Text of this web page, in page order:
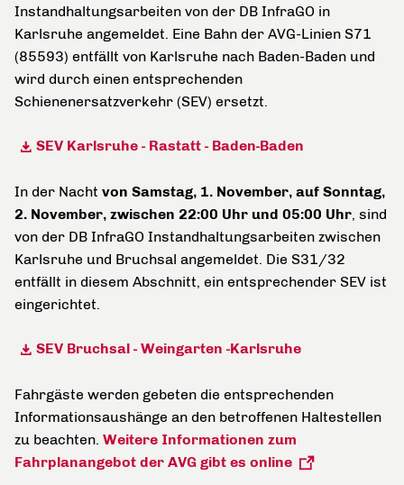
Instandhaltungsarbeiten von der DB InfraGO in
Karlsruhe angemeldet. Eine Bahn der AVG-Linien S71
(85593) entfällt von Karlsruhe nach Baden-Baden und
wird durch einen entsprechenden
Schienenersatzverkehr (SEV) ersetzt.
SEV Karlsruhe - Rastatt - Baden-Baden
In der Nacht von Samstag, 1. November, auf Sonntag,
2. November, zwischen 22:00 Uhr und 05:00 Uhr, sind
von der DB InfraGO Instandhaltungsarbeiten zwischen
Karlsruhe und Bruchsal angemeldet. Die S31/32
entfällt in diesem Abschnitt, ein entsprechender SEV ist
eingerichtet.
SEV Bruchsal - Weingarten -Karlsruhe
Fahrgäste werden gebeten die entsprechenden
Informationsaushänge an den betroffenen Haltestellen
zu beachten. Weitere Informationen zum
Fahrplanangebot der AVG gibt es online